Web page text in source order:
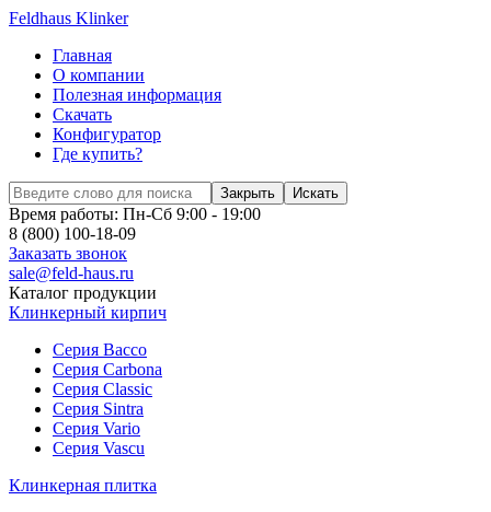
Feldhaus Klinker
Главная
О компании
Полезная информация
Скачать
Конфигуратор
Где купить?
Закрыть Искать
Время работы: Пн-Сб 9:00 - 19:00
8 (800) 100-18-09
Заказать звонок
sale@feld-haus.ru
Каталог продукции
Клинкерный кирпич
Cерия Bacco
Cерия Carbona
Cерия Classic
Cерия Sintra
Cерия Vario
Cерия Vascu
Клинкерная плитка